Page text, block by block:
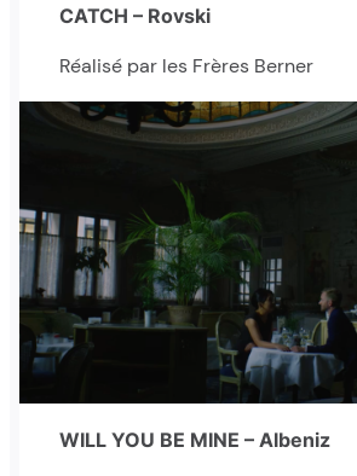
CATCH – Rovski
Réalisé par les Frères Berner
WILL YOU BE MINE – Albeniz